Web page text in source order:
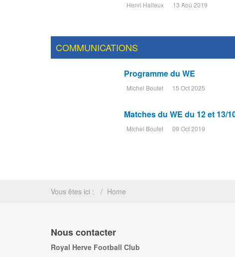
Henri Halleux 13 Aoû 2019
COMMUNICATIONS
Programme du WE
Michel Boutet 15 Oct 2025
Matches du WE du 12 et 13/
Michel Boutet 09 Oct 2019
Vous êtes ici : Home
Nous contacter
Royal Herve Football Club